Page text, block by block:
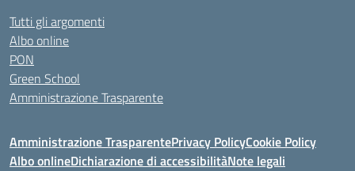
Tutti gli argomenti
Albo online
PON
Green School
Amministrazione Trasparente
Amministrazione TrasparentePrivacy PolicyCookie Policy
Albo onlineDichiarazione di accessibilitàNote legali